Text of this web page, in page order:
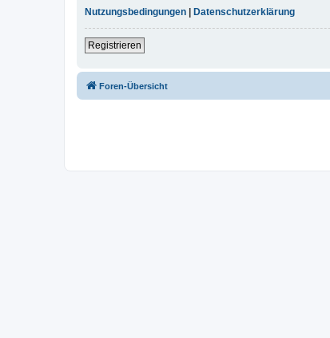
Nutzungsbedingungen
Datenschutzerklärung
Registrieren
Foren-Übersicht